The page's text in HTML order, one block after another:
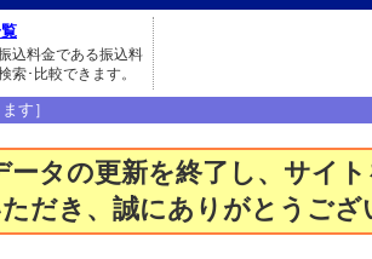
込料金である振込料
索･比較できます。
す］
タの更新を終了し、サイ
だき、誠にありがとうござ